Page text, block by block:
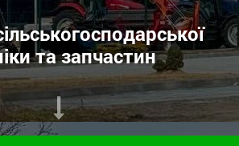
та запчастин